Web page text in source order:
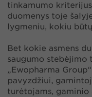
tinkamumo
duomenys toje
lygmeniu, kokiu būtų
Bet kokie asmens
saugumo stebėjimo
„Ewopharma
pavyzdžiui,
turėtojams,